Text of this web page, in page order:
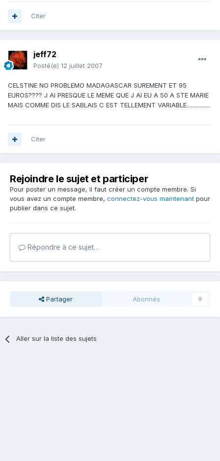
Citer
jeff72
Posté(e) 12 juillet 2007
CELSTINE NO PROBLEMO MADAGASCAR SUREMENT ET 95
EUROS???? J AI PRESQUE LE MEME QUE J AI EU A 50 A STE MARIE
MAIS COMME DIS LE SABLAIS C EST TELLEMENT VARIABLE................
Citer
Rejoindre le sujet et participer
Pour poster un message, il faut créer un compte membre. Si
vous avez un compte membre, connectez-vous maintenant pour
publier dans ce sujet.
Répondre à ce sujet…
Partager Abonnés 0
Aller sur la liste des sujets